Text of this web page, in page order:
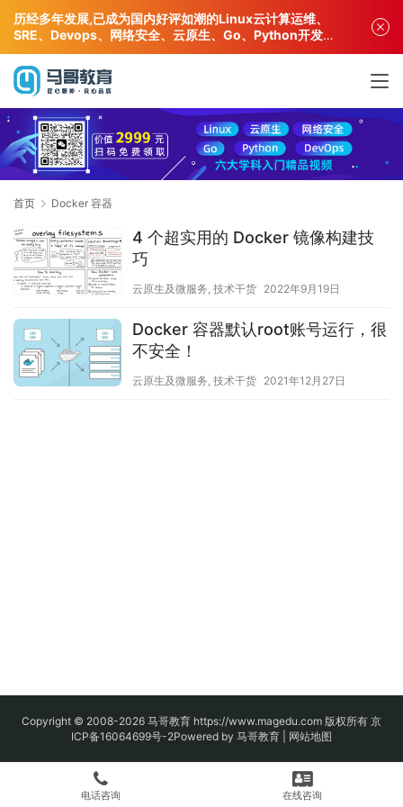
首页 Docker 容器
4 个超实用的 Docker 镜像构建技
巧
云原生及微服务, 技术干货 2022年9月19日
Docker 容器默认root账号运行，很
不安全！
云原生及微服务, 技术干货 2021年12月27日
Copyright © 2008-2026 马哥教育 https://www.magedu.com 版权所有 京
ICP备16064699号-2Powered by 马哥教育 | 网站地图
电话咨询 在线咨询
历经多年发展,已成为国内好评如潮的Linux云计算运维、
SRE、Devops、网络安全、云原生、Go、Python开发专
业人才培训机构!